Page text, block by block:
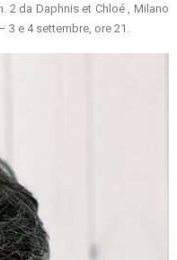
2 da Daphnis et Chloé , Milano
3 e 4 settembre, ore 21.